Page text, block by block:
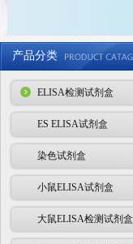
产品分类
ELISA检测试剂盒
ES ELISA试剂盒
染色试剂盒
小鼠ELISA试剂盒
大鼠ELISA检测试剂盒